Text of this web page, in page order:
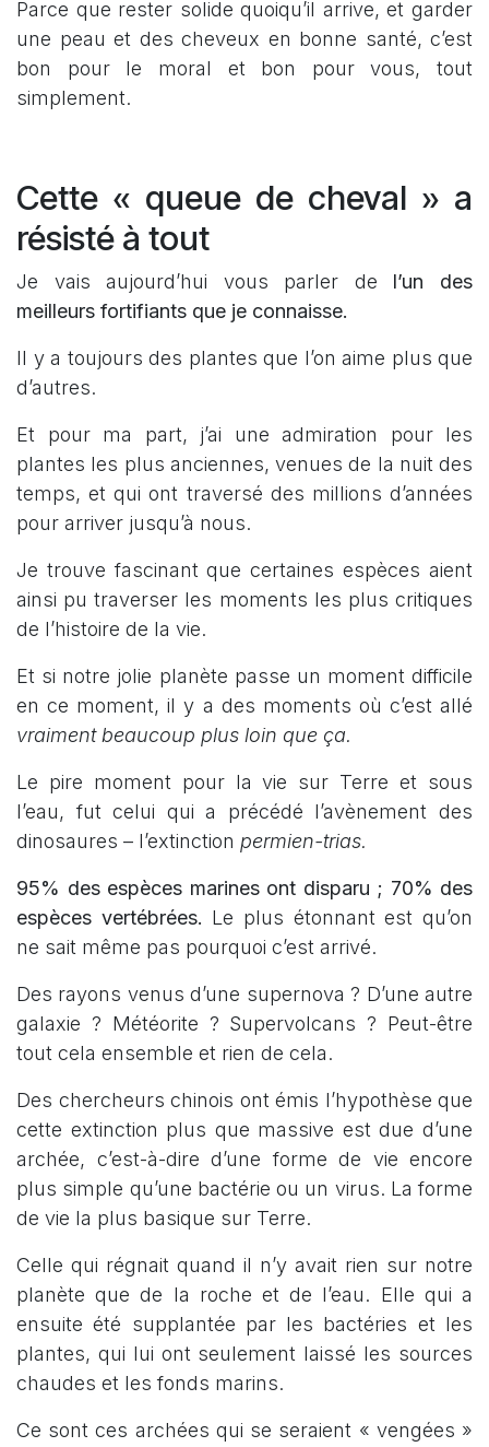
Parce que rester solide quoiqu’il arrive, et garder
une peau et des cheveux en bonne santé, c’est
bon pour le moral et bon pour vous, tout
simplement.
Cette « queue de cheval » a
résisté à tout
Je vais aujourd’hui vous parler de l’un des
meilleurs fortifiants que je connaisse.
Il y a toujours des plantes que l’on aime plus que
d’autres.
Et pour ma part, j’ai une admiration pour les
plantes les plus anciennes, venues de la nuit des
temps, et qui ont traversé des millions d’années
pour arriver jusqu’à nous.
Je trouve fascinant que certaines espèces aient
ainsi pu traverser les moments les plus critiques
de l’histoire de la vie.
Et si notre jolie planète passe un moment difficile
en ce moment, il y a des moments où c’est allé
vraiment beaucoup plus loin que ça.
Le pire moment pour la vie sur Terre et sous
l’eau, fut celui qui a précédé l’avènement des
dinosaures – l’extinction permien-trias.
95% des espèces marines ont disparu ; 70% des
espèces vertébrées. Le plus étonnant est qu’on
ne sait même pas pourquoi c’est arrivé.
Des rayons venus d’une supernova ? D’une autre
galaxie ? Météorite ? Supervolcans ? Peut-être
tout cela ensemble et rien de cela.
Des chercheurs chinois ont émis l’hypothèse que
cette extinction plus que massive est due d’une
archée, c’est-à-dire d’une forme de vie encore
plus simple qu’une bactérie ou un virus. La forme
de vie la plus basique sur Terre.
Celle qui régnait quand il n’y avait rien sur notre
planète que de la roche et de l’eau. Elle qui a
ensuite été supplantée par les bactéries et les
plantes, qui lui ont seulement laissé les sources
chaudes et les fonds marins.
Ce sont ces archées qui se seraient « vengées »